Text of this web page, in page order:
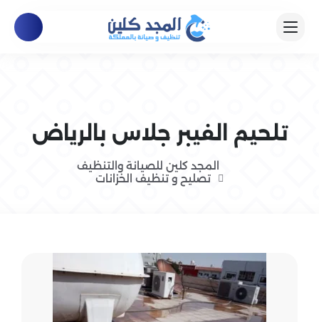
تلحيم الفيبر جلاس بالرياض
المجد كلين للصيانة والتنظيف
تصليح و تنظيف الخزانات